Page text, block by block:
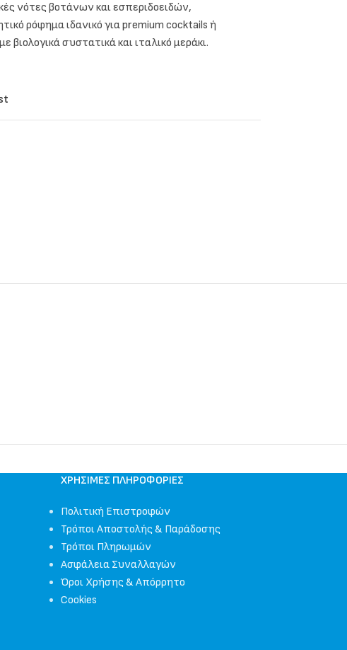
νότες βοτάνων και εσπεριδοειδών,
ρόφημα ιδανικό για premium cocktails ή
συστατικά και ιταλικό μεράκι.
ΧΡΉΣΙΜΕΣ ΠΛΗΡΟΦΟΡΊΕΣ
Πολιτική Επιστροφών
Τρόποι Αποστολής & Παράδοσης
Τρόποι Πληρωμών
Ασφάλεια Συναλλαγών
Όροι Χρήσης & Απόρρητο
Cookies